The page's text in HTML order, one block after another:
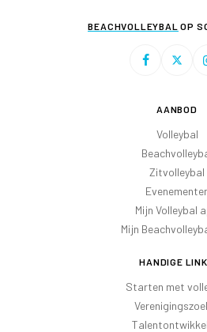
BEACHVOLLEYBAL OP
AANBOD
Volleybal
Zitvolleybal
Mijn Volleybal
Mijn
HANDIGE
Starten met